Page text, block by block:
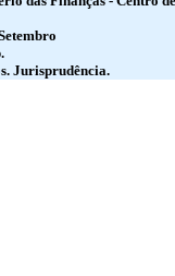
Jurisprudência.